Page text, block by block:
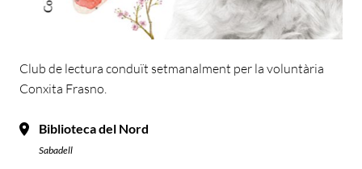
Club de lectura conduït setmanalment per la voluntària
Conxita Frasno.
Biblioteca del Nord
Sabadell